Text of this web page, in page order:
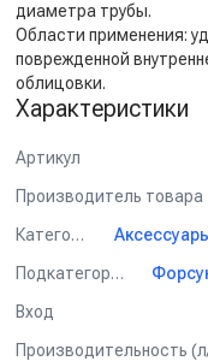
диаметра трубы.
Области применения:
поврежденной
облицовки.
Характеристики
Артикул
Производитель товара
Категория
Подкатегория
Вход
Производительность